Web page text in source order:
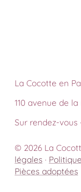
La Cocotte en
110 avenue de
Sur rendez-vous
© 2026 La
légales ·
Pièces adoptées